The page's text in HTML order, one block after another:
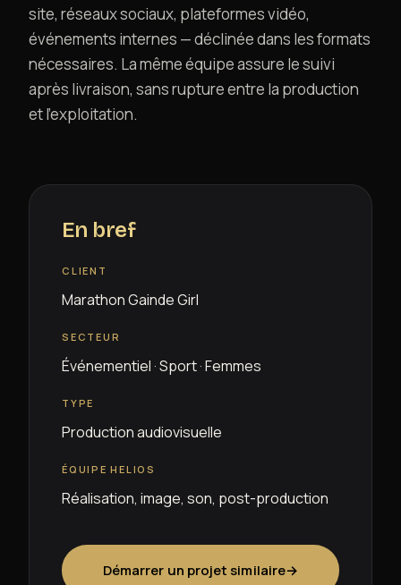
site, réseaux sociaux, plateformes vidéo,
événements internes — déclinée dans les formats
nécessaires. La même équipe assure le suivi
après livraison, sans rupture entre la production
et l'exploitation.
En bref
CLIENT
Marathon Gainde Girl
SECTEUR
Événementiel · Sport · Femmes
TYPE
Production audiovisuelle
ÉQUIPE HELIOS
Réalisation, image, son, post-production
Démarrer un projet similaire→